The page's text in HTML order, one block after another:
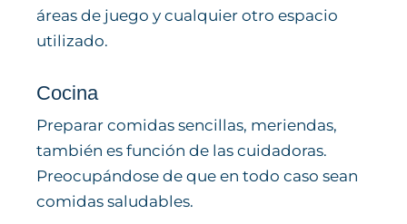
áreas de juego y cualquier otro espacio
utilizado.
Cocina
Preparar comidas sencillas, meriendas,
también es función de las cuidadoras.
Preocupándose de que en todo caso sean
comidas saludables.